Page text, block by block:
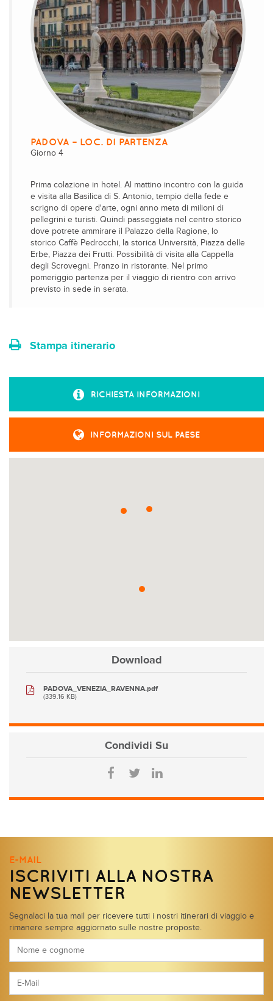
PADOVA – LOC. DI PARTENZA
Giorno 4
Prima colazione in hotel. Al mattino incontro con la guida
e visita alla Basilica di S. Antonio, tempio della fede e
scrigno di opere d'arte, ogni anno meta di milioni di
pellegrini e turisti. Quindi passeggiata nel centro storico
dove potrete ammirare il Palazzo della Ragione, lo
storico Caffè Pedrocchi, la storica Università, Piazza delle
Erbe, Piazza dei Frutti. Possibilità di visita alla Cappella
degli Scrovegni. Pranzo in ristorante. Nel primo
pomeriggio partenza per il viaggio di rientro con arrivo
previsto in sede in serata.
Stampa itinerario
RICHIESTA INFORMAZIONI
INFORMAZIONI SUL PAESE
Download
PADOVA_VENEZIA_RAVENNA.pdf
(339.16 KB)
Condividi Su
E-MAIL
ISCRIVITI ALLA NOSTRA
NEWSLETTER
Segnalaci la tua mail per ricevere tutti i nostri itinerari di viaggio e
rimanere sempre aggiornato sulle nostre proposte.